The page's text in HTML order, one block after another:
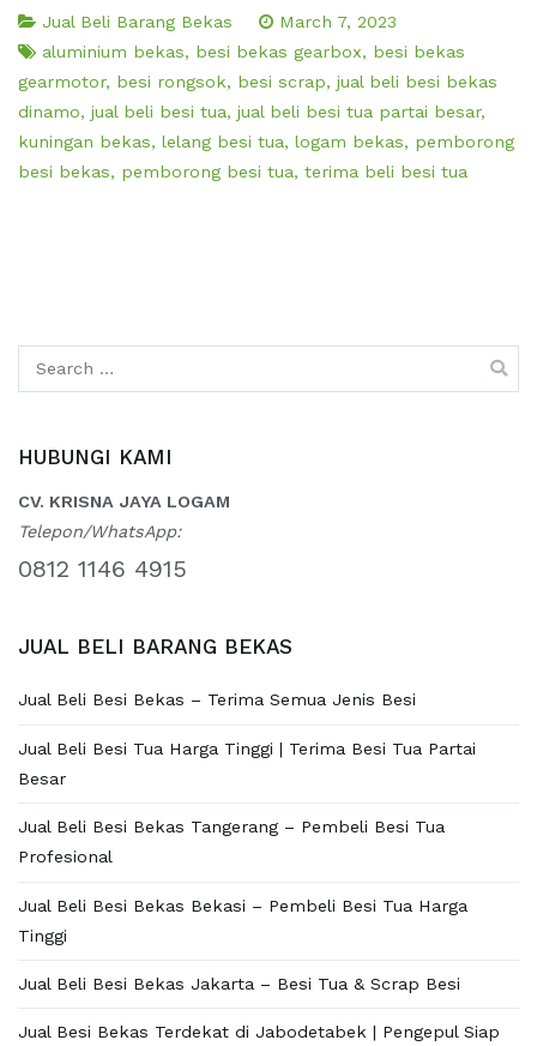
Jual Beli Barang Bekas
March 7, 2023
aluminium bekas, besi bekas gearbox, besi bekas
gearmotor, besi rongsok, besi scrap, jual beli besi bekas
dinamo, jual beli besi tua, jual beli besi tua partai besar,
kuningan bekas, lelang besi tua, logam bekas, pemborong
besi bekas, pemborong besi tua, terima beli besi tua
Search
for:
HUBUNGI KAMI
CV. KRISNA JAYA LOGAM
Telepon/WhatsApp:
0812 1146 4915
JUAL BELI BARANG BEKAS
Jual Beli Besi Bekas – Terima Semua Jenis Besi
Jual Beli Besi Tua Harga Tinggi | Terima Besi Tua Partai
Besar
Jual Beli Besi Bekas Tangerang – Pembeli Besi Tua
Profesional
Jual Beli Besi Bekas Bekasi – Pembeli Besi Tua Harga
Tinggi
Jual Beli Besi Bekas Jakarta – Besi Tua & Scrap Besi
Jual Besi Bekas Terdekat di Jabodetabek | Pengepul Siap